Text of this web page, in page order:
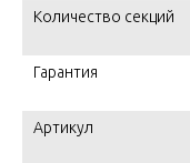
Количество секций
Гарантия
Артикул